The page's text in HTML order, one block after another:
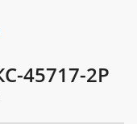
45717-2Р